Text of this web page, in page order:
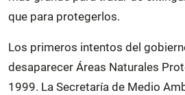
que para protegerlos.
Los primeros intentos del
desaparecer Áreas Naturales
1999. La Secretaría de Medio